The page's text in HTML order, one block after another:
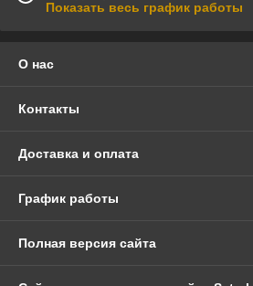
Показать весь график работы
О нас
Контакты
Доставка и оплата
График работы
Полная версия сайта